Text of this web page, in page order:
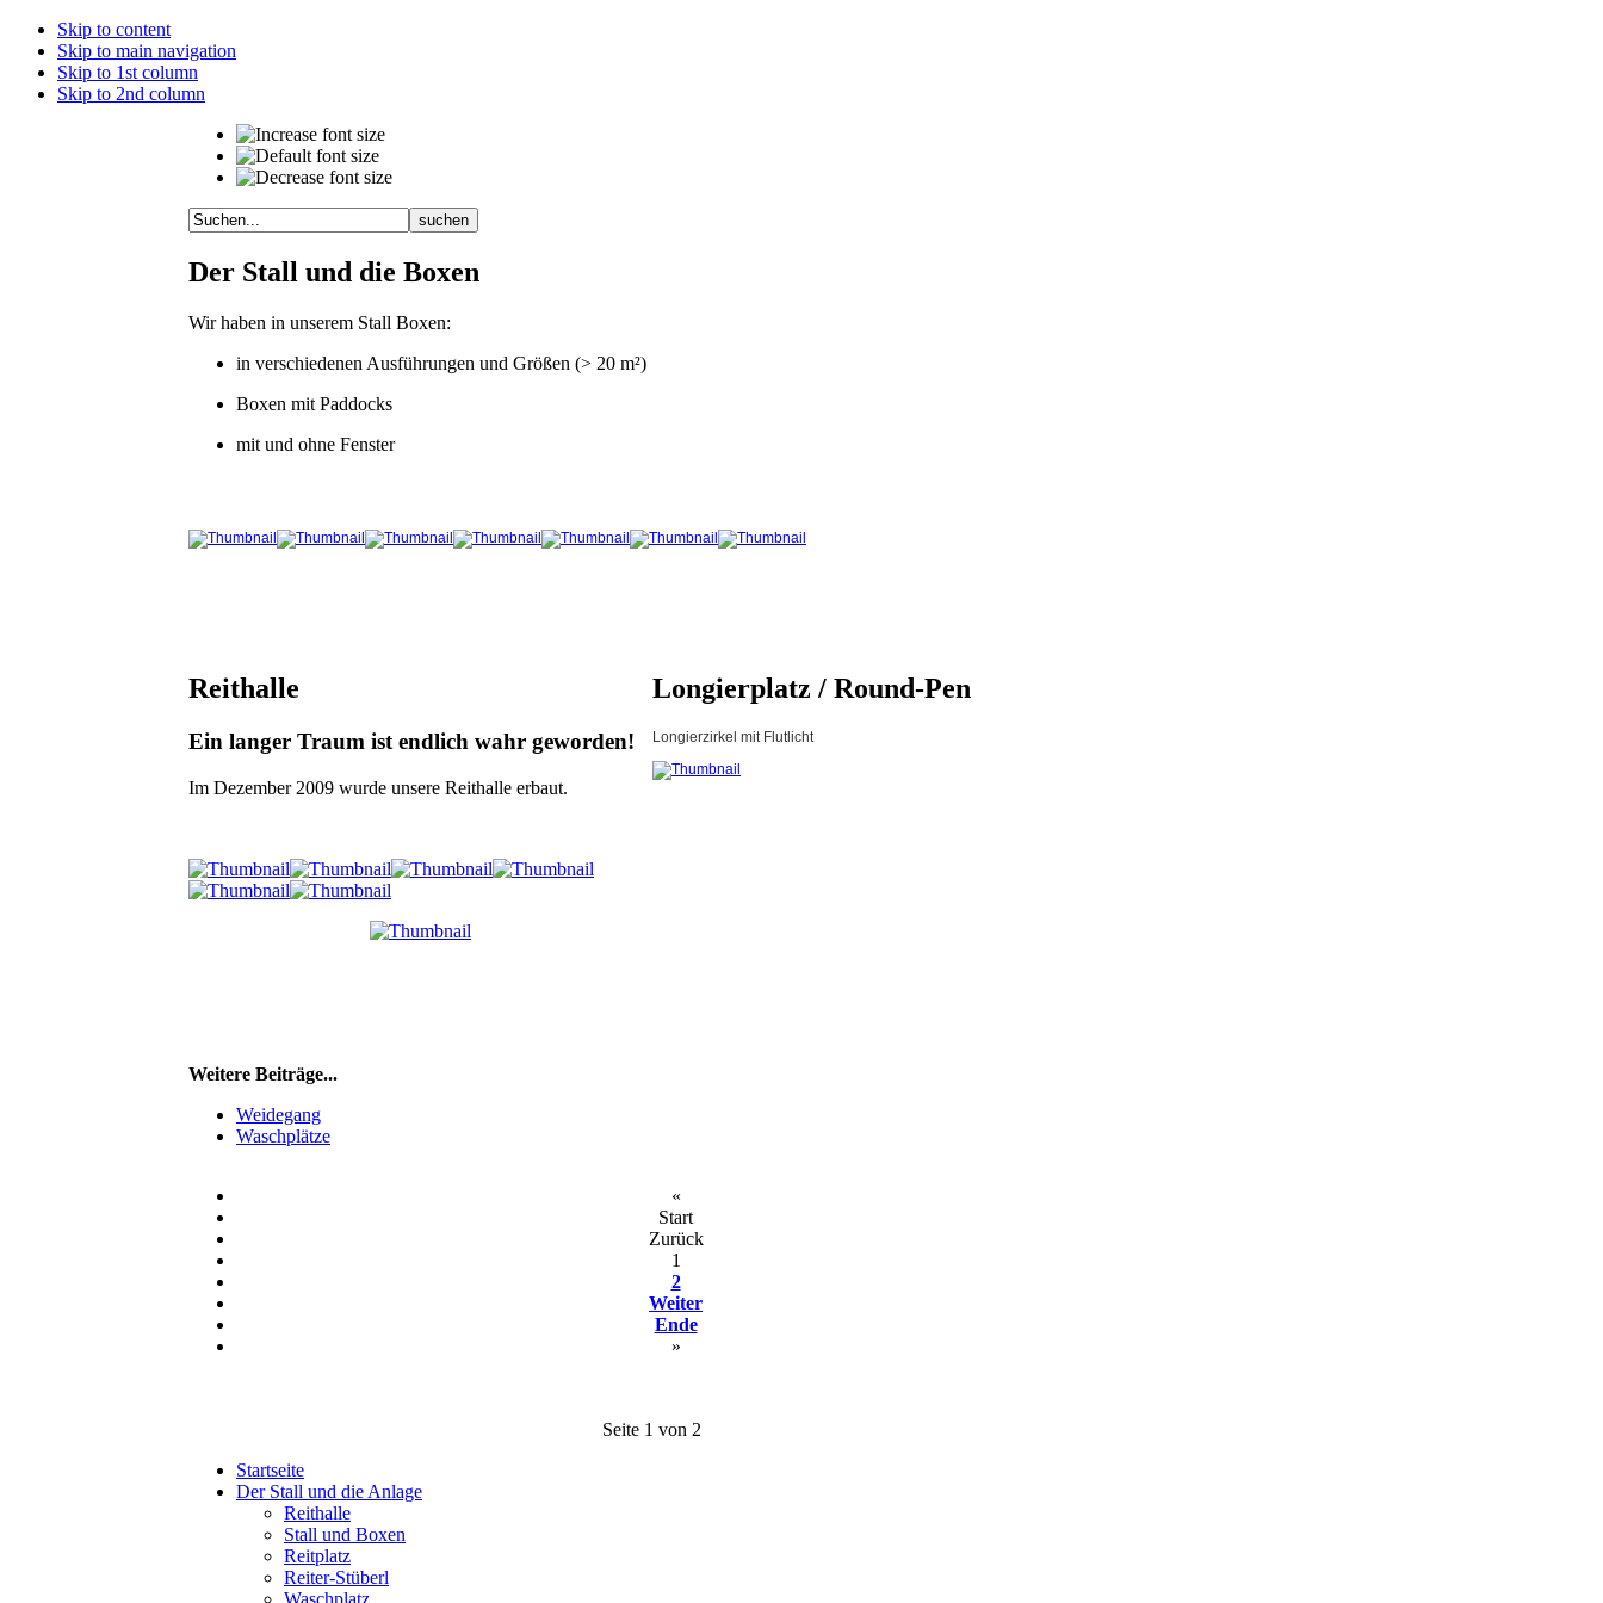
Skip to content
Skip to main navigation
Skip to 1st column
Skip to 2nd column
Der Stall und die Boxen
Wir haben in unserem Stall Boxen:
in verschiedenen Ausführungen und Größen (> 20 m²)
Boxen mit Paddocks
mit und ohne Fenster
Reithalle
Ein langer Traum ist endlich wahr geworden!
Im Dezember 2009 wurde unsere Reithalle erbaut.
Longierplatz / Round-Pen
Longierzirkel mit Flutlicht
Weitere Beiträge...
Weidegang
Waschplätze
«
Start
Zurück
1
2
Weiter
Ende
»
Seite 1 von 2
Startseite
Der Stall und die Anlage
Reithalle
Stall und Boxen
Reitplatz
Reiter-Stüberl
Waschplatz